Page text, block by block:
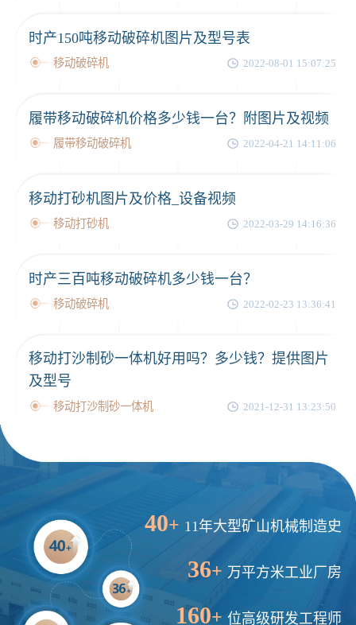
时产150吨移动破碎机图片及型号表
移动破碎机 2022-08-01 15:07:25
履带移动破碎机价格多少钱一台？附图片及视频
履带移动破碎机 2022-04-21 14:11:06
移动打砂机图片及价格_设备视频
移动打砂机 2022-03-29 14:16:36
时产三百吨移动破碎机多少钱一台？
移动破碎机 2022-02-23 13:36:41
移动打沙制砂一体机好用吗？多少钱？提供图片
及型号
移动打沙制砂一体机 2021-12-31 13:23:50
40+ 11年大型矿山机械制造史
36+ 万平方米工业厂房
160+ 位高级研发工程师